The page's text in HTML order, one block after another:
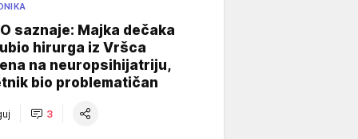
saznaje: Majka dečaka
hirurga iz Vršca
na neuropsihijatriju,
bio problematičan
3